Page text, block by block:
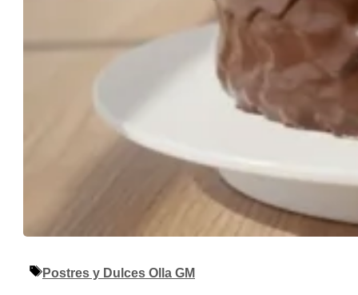
Etiquetas
Postres y Dulces Olla GM